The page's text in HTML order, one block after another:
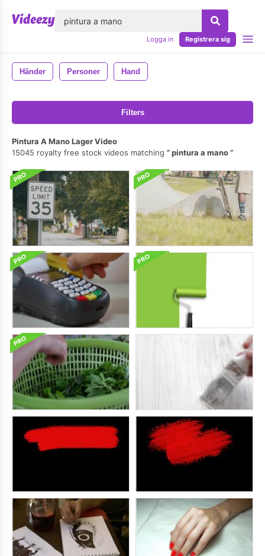
Logga in Registrera sig
Händer Personer Hand
Filters
Pintura A Mano Lager Video
15045 royalty free stock videos matching
pintura a mano